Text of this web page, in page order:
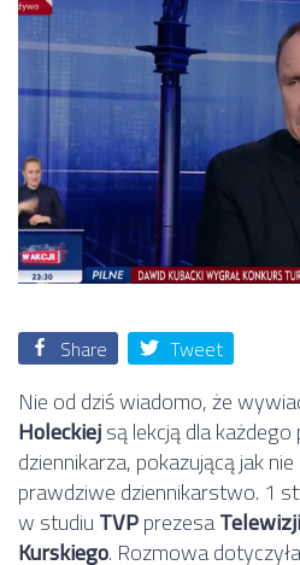
Share Tweet
Nie od dziś wiadomo, że
Holeckiejsą lekcją dla
dziennikarza, pokazującą jak
prawdziwe dziennikarstwo. 1
w studiuTVPprezesa
Kurskiego. Rozmowa